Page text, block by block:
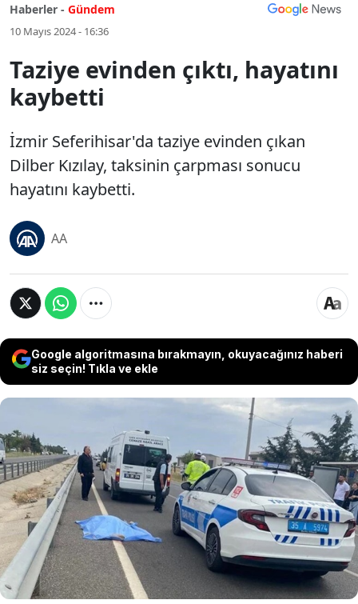
Haberler - Gündem
10 Mayıs 2024 - 16:36
Taziye evinden çıktı, hayatını
kaybetti
İzmir Seferihisar'da taziye evinden çıkan
Dilber Kızılay, taksinin çarpması sonucu
hayatını kaybetti.
AA
Google algoritmasına bırakmayın, okuyacağınız haberi
siz seçin! Tıkla ve ekle
İzmir Seferihisar'da taziye evinden
çıkan Dilber Kızılay, taksinin
çarpması sonucu hayatını kaybetti.